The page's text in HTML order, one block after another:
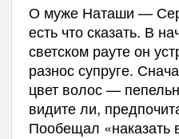
О муже Наташи —
есть что сказать. В
светском рауте он
разнос супруге.
цвет волос —
видите ли,
Пообещал «наказать